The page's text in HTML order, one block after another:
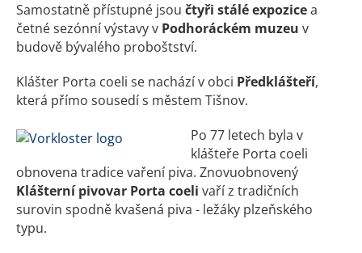
Samostatně přístupné jsou čtyři stálé expozicea
četné sezónní výstavy v Podhoráckém muzeu v
budově bývalého proboštství.
Klášter Porta coeli se nachází v obci Předklášteří,
která přímo sousedí s městem Tišnov.
Po 77 letech byla v
klášteře Porta coeli
obnovena tradice vaření piva. Znovuobnovený
Klášterní pivovar Porta coeli vaří z tradičních
surovin spodně kvašená piva - ležáky plzeňského
typu.